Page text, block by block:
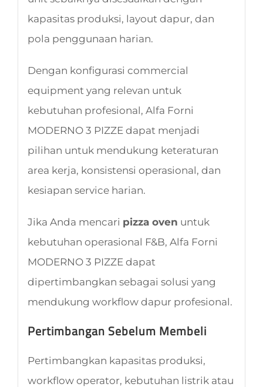
kapasitas produksi, layout dapur, dan
pola penggunaan harian.
Dengan konfigurasi commercial
equipment yang relevan untuk
kebutuhan profesional, Alfa Forni
MODERNO 3 PIZZE dapat menjadi
pilihan untuk mendukung keteraturan
area kerja, konsistensi operasional, dan
kesiapan service harian.
Jika Anda mencari pizza oven untuk
kebutuhan operasional F&B, Alfa Forni
MODERNO 3 PIZZE dapat
dipertimbangkan sebagai solusi yang
mendukung workflow dapur profesional.
Pertimbangan Sebelum Membeli
Pertimbangkan kapasitas produksi,
workflow operator, kebutuhan listrik atau